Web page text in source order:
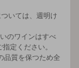
いては、週明け
のワインはすべ
定ください。
品質を保つため全